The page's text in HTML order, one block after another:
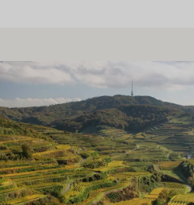
dowiedzieć się więcej